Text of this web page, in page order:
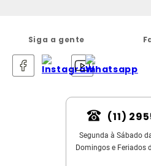
Siga a gente
(11)
Segunda à Sábado
Domingos e Feriados